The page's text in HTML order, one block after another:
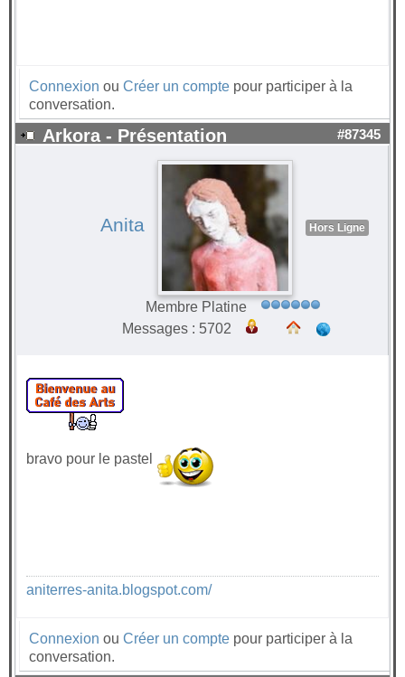
Connexion ou Créer un compte pour participer à la
conversation.
Arkora - Présentation #87345
Anita Hors Ligne
Membre Platine
Messages : 5702
bravo pour le pastel
aniterres-anita.blogspot.com/
Connexion ou Créer un compte pour participer à la
conversation.